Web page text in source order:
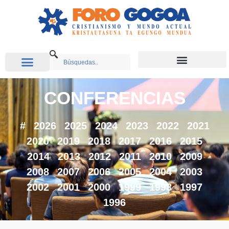
CONFERENCIAS
# 2026 2025 2024 2023 2022
2021
2020
2019 2018 2017 2016
2015
2014
2013 2012 2011 2010
2009
2008
2007 2006 2005 2004
2003
2002
2001 2000 1999 1998
1997
1996